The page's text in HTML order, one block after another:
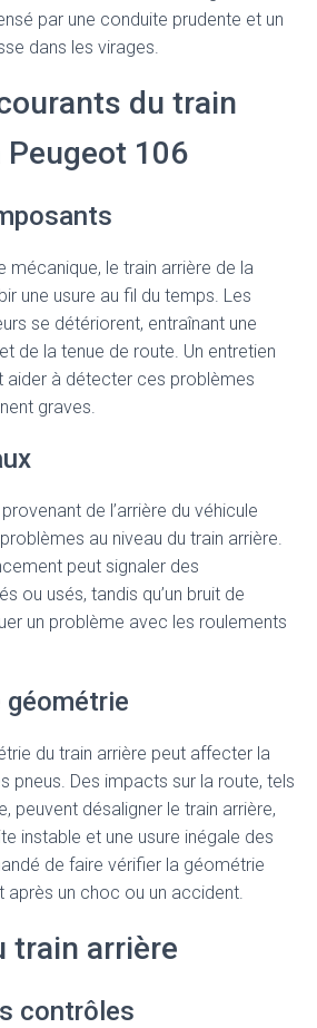
par une conduite prudente et un
dans les virages.
du train
Peugeot 106
le train arrière de la
une usure au fil du temps. Les
se détériorent, entraînant une
de la tenue de route. Un entretien
aider à détecter ces problèmes
graves.
de l’arrière du véhicule
au niveau du train arrière.
peut signaler des
ou usés, tandis qu’un bruit de
un problème avec les roulements
géométrie
du train arrière peut affecter la
pneus. Des impacts sur la route, tels
peuvent désaligner le train arrière,
instable et une usure inégale des
de faire vérifier la géométrie
après un choc ou un accident.
train arrière
contrôles